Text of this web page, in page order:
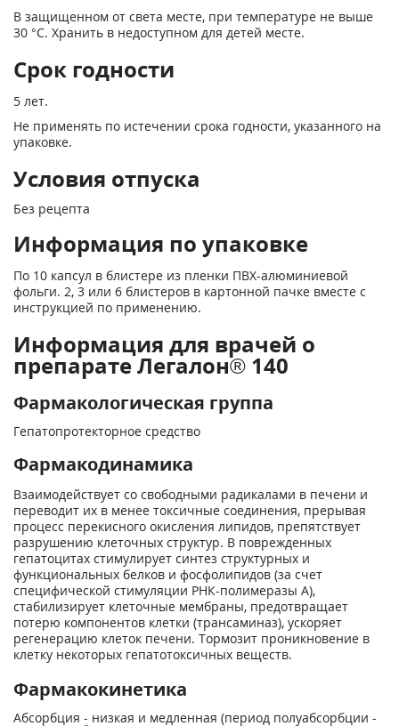
В защищенном от света месте, при температуре не выше
30 °С. Хранить в недоступном для детей месте.
Срок годности
5 лет.
Не применять по истечении срока годности, указанного на
упаковке.
Условия отпуска
Без рецепта
Информация по упаковке
По 10 капсул в блистере из пленки ПВХ-алюминиевой
фольги. 2, 3 или 6 блистеров в картонной пачке вместе с
инструкцией по применению.
Информация для врачей о
препарате Легалон® 140
Фармакологическая группа
Гепатопротекторное средство
Фармакодинамика
Взаимодействует со свободными радикалами в печени и
переводит их в менее токсичные соединения, прерывая
процесс перекисного окисления липидов, препятствует
разрушению клеточных структур. В поврежденных
гепатоцитах стимулирует синтез структурных и
функциональных белков и фосфолипидов (за счет
специфической стимуляции РНК-полимеразы А),
стабилизирует клеточные мембраны, предотвращает
потерю компонентов клетки (трансаминаз), ускоряет
регенерацию клеток печени. Тормозит проникновение в
клетку некоторых гепатотоксичных веществ.
Фармакокинетика
Абсорбция - низкая и медленная (период полуабсорбции -